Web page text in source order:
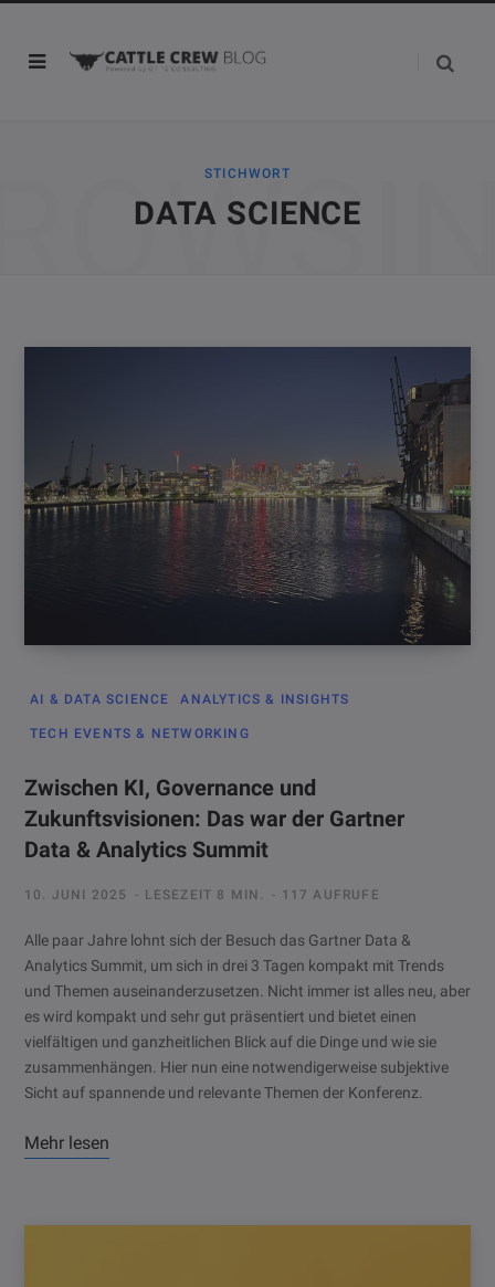
STICHWORT
DATA SCIENCE
AI & DATA SCIENCE ANALYTICS & INSIGHTS
TECH EVENTS & NETWORKING
Zwischen KI, Governance und
Zukunftsvisionen: Das war der Gartner
Data & Analytics Summit
10. JUNI 2025 LESEZEIT 8 MIN. 117 AUFRUFE
Alle paar Jahre lohnt sich der Besuch das Gartner Data &
Analytics Summit, um sich in drei 3 Tagen kompakt mit Trends
und Themen auseinanderzusetzen. Nicht immer ist alles neu, aber
es wird kompakt und sehr gut präsentiert und bietet einen
vielfältigen und ganzheitlichen Blick auf die Dinge und wie sie
zusammenhängen. Hier nun eine notwendigerweise subjektive
Sicht auf spannende und relevante Themen der Konferenz.
Mehr lesen